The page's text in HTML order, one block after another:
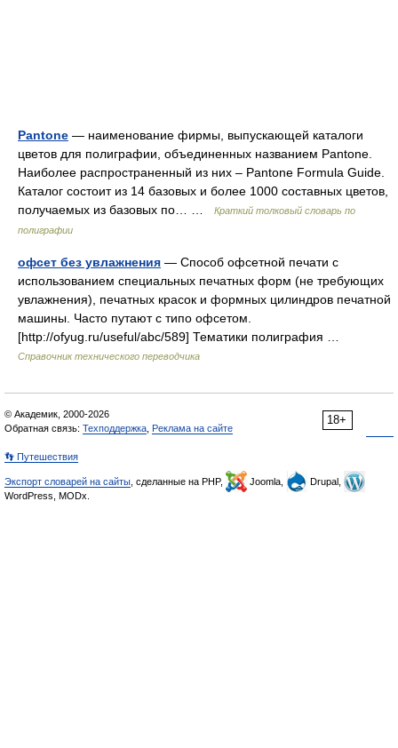
Pantone — наименование фирмы, выпускающей каталоги
цветов для полиграфии, объединенных названием Pantone.
Наиболее распространенный из них – Pantone Formula Guide.
Каталог состоит из 14 базовых и более 1000 составных цветов,
получаемых из базовых по… …
Краткий толковый словарь по
полиграфии
офсет без увлажнения — Способ офсетной печати с
использованием специальных печатных форм (не требующих
увлажнения), печатных красок и формных цилиндров печатной
машины. Часто путают с типо офсетом.
[http://ofyug.ru/useful/abc/589] Тематики полиграфия …
Справочник технического переводчика
18+
© Академик, 2000-2026
Обратная связь: Техподдержка Реклама на сайте
👣 Путешествия
Экспорт словарей на сайты , сделанные на PHP, Joomla,
Drupal,
WordPress, MODx.